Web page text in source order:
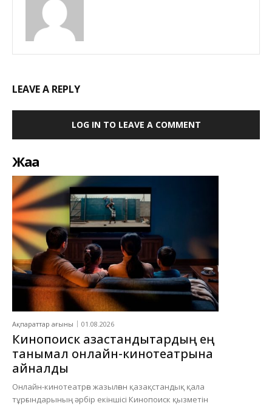
LEAVE A REPLY
LOG IN TO LEAVE A COMMENT
Жаңа
Ақпараттар ағыны 01.08.2026
Кинопоиск қазақстандықтардың ең
танымал онлайн-кинотеатрына
айналды
Онлайн-кинотеатрға жазылған қазақстандық қала
тұрғындарының әрбір екіншісі Кинопоиск қызметін